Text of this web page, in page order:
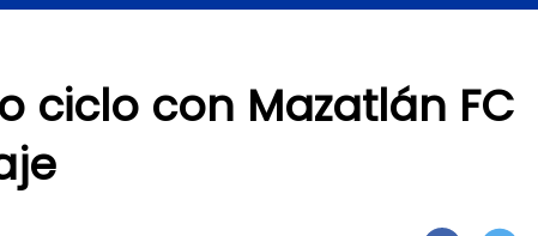
ciclo con Mazatlán FC